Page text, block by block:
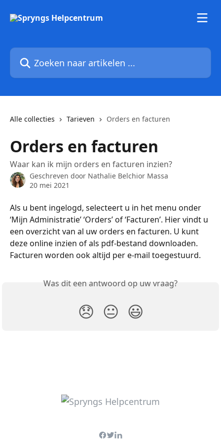
Zoeken naar artikelen ...
Alle collecties Tarieven Orders en facturen
Orders en facturen
Waar kan ik mijn orders en facturen inzien?
Geschreven door Nathalie Belchior Massa
20 mei 2021
Als u bent ingelogd, selecteert u in het menu onder
‘Mijn Administratie’ ‘Orders’ of ‘Facturen’. Hier vindt u
een overzicht van al uw orders en facturen. U kunt
deze online inzien of als pdf-bestand downloaden.
Facturen worden ook altijd per e-mail toegestuurd.
Was dit een antwoord op uw vraag?
😞 😐 😃